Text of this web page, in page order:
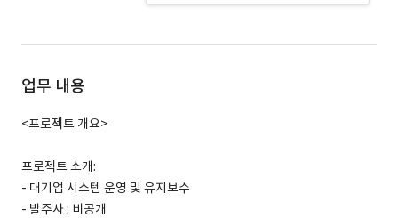
업무 내용
<프로젝트 개요>
프로젝트 소개:
- 대기업 시스템 운영 및 유지보수
- 발주사 : 비공개